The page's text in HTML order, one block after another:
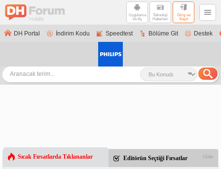
Uygulama
ile Aç
Teknoloji
Haberleri
Giriş ve
Kayıt
DH Portal İndirim Kodu Speedtest Bölüme Git Destek
Sıcak Fırsatlarda Tıklananlar Editörün Seçtiği Fırsatlar Gizle